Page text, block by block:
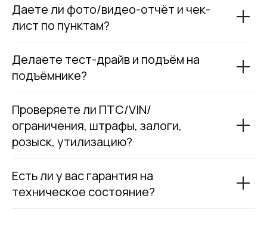
Даете ли фото/видео-отчёт и чек-
лист по пунктам?
Делаете тест-драйв и подъём на
подъёмнике?
Проверяете ли ПТС/VIN/
ограничения, штрафы, залоги,
розыск, утилизацию?
Есть ли у вас гарантия на
техническое состояние?